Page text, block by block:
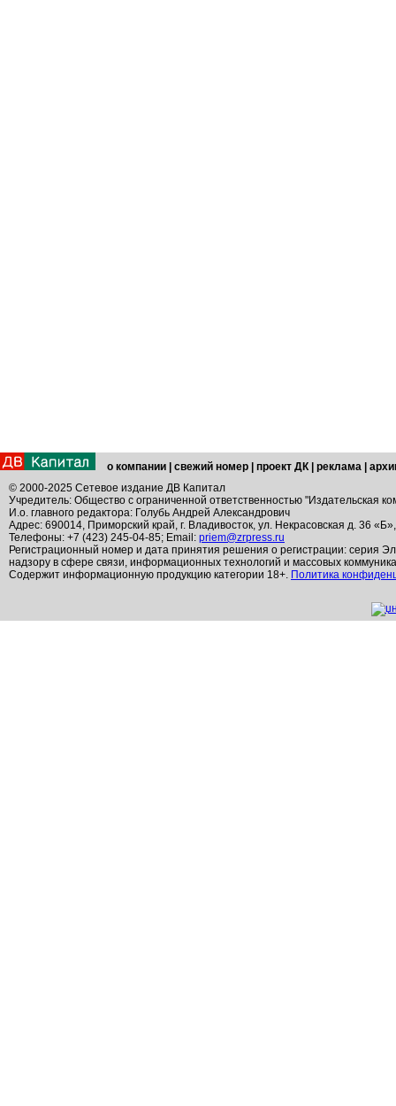
о компании свежий номер проект ДК реклама
© 2000-2025 Сетевое издание ДВ Капитал
Учредитель: Общество с ограниченной ответственностью "Издательская
И.о. главного редактора: Голубь Андрей Александрович
Адрес: 690014, Приморский край, г. Владивосток, ул. Некрасовская д. 36
Телефоны: +7 (423) 245-04-85; Email: priem@zrpress.ru
Регистрационный номер и дата принятия решения о регистрации: серия
надзору в сфере связи, информационных технологий и массовых
Содержит информационную продукцию категории 18+. Политика